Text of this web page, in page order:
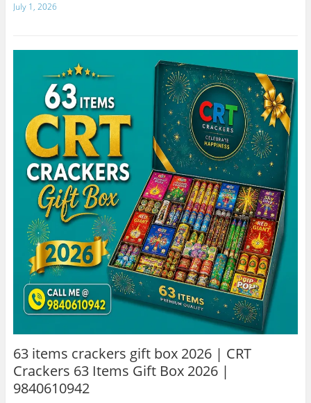
July 1, 2026
63 items crackers gift box 2026 | CRT
Crackers 63 Items Gift Box 2026 |
9840610942